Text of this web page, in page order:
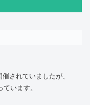
されていましたが、
います。